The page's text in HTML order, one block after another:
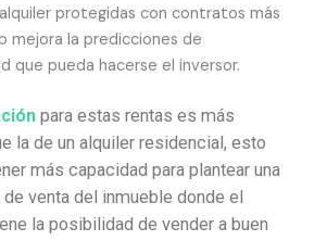
protegidas con contratos más
mejora la predicciones de
que pueda hacerse el inversor.
para estas rentas es más
la de un alquiler residencial, esto
más capacidad para plantear una
venta del inmueble donde el
la posibilidad de vender a buen